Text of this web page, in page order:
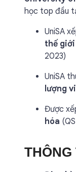
học top đầu
UniSA
thế giới
2023)
UniSA
lượng
Được
hóa
THÔNG